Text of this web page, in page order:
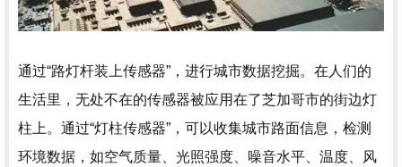
通过“路灯杆装上传感器”，进行城市数据挖掘。在人们的
生活里，无处不在的传感器被应用在了芝加哥市的街边灯
柱上。通过“灯柱传感器”，可以收集城市路面信息，检测
环境数据，如空气质量、光照强度、噪音水平、温度、风